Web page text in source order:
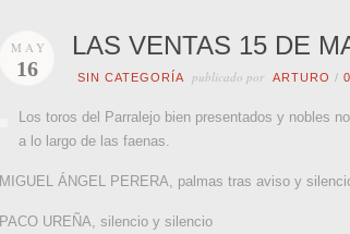
MAY
16
LAS VENTAS 15 DE
SIN CATEGORÍA publicado por ARTURO / 0
Los toros del Parralejo bien presentados y nobles
a lo largo de las faenas.
MIGUEL ÁNGEL PERERA, palmas tras aviso y
PACO UREÑA, silencio y silencio